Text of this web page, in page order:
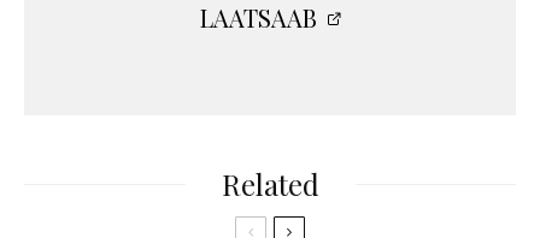
LAATSAAB
Related